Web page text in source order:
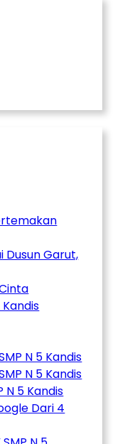
Dusun Garut,
N 5 Kandis
N 5 Kandis
N 5 Kandis
Dari 4